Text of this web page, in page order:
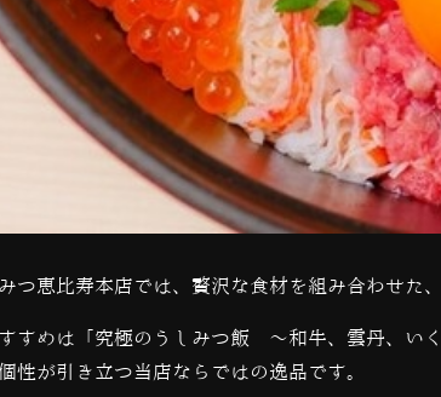
つ恵比寿本店では、贅沢な食材を組み合わせた
すめは「究極のうしみつ飯 ～和牛、雲丹、い
性が引き立つ当店ならではの逸品です。